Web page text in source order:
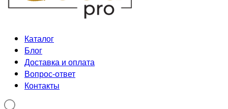
Каталог
Блог
Доставка и оплата
Вопрос-ответ
Контакты